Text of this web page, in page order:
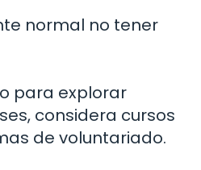
normal no tener
para explorar
considera cursos
de voluntariado.